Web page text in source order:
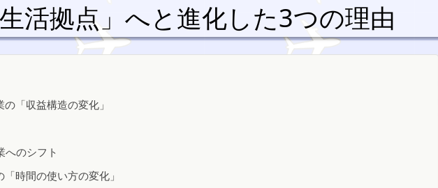
活拠点」へと進化した3つの理由
「収益構造の変化」
のシフト
時間の使い方の変化」